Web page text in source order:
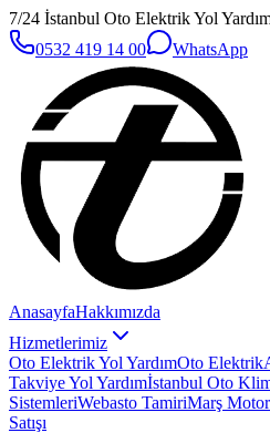
7/24 İstanbul Oto Elektrik Yol
0532 419 14 00
WhatsApp
AnasayfaHakkımızda
Hizmetlerimiz
Oto Elektrik Yol YardımOto Elektrik
Takviye Yol Yardımİstanbul Oto
SistemleriWebasto TamiriMarş
Satışı